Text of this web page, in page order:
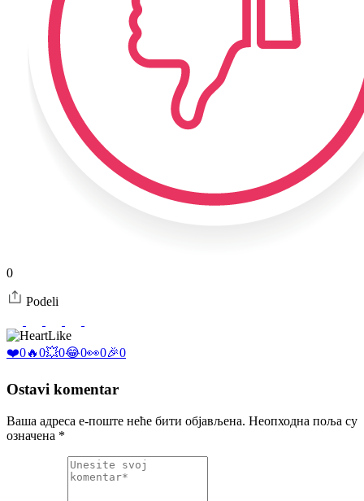
0
Podeli
Like
❤️0🔥0💥0😂0👀0🎉0
Ostavi komentar
Ваша адреса е-поште неће бити објављена. Неопходна поља су
означена *